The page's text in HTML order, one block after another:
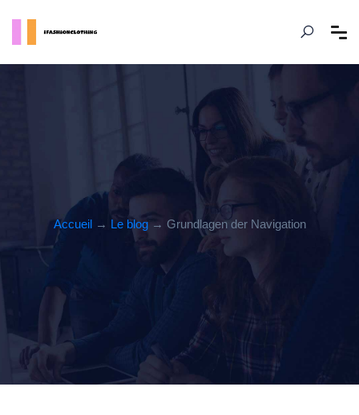
Accueil→ Le blog→ Grundlagen der Navigation